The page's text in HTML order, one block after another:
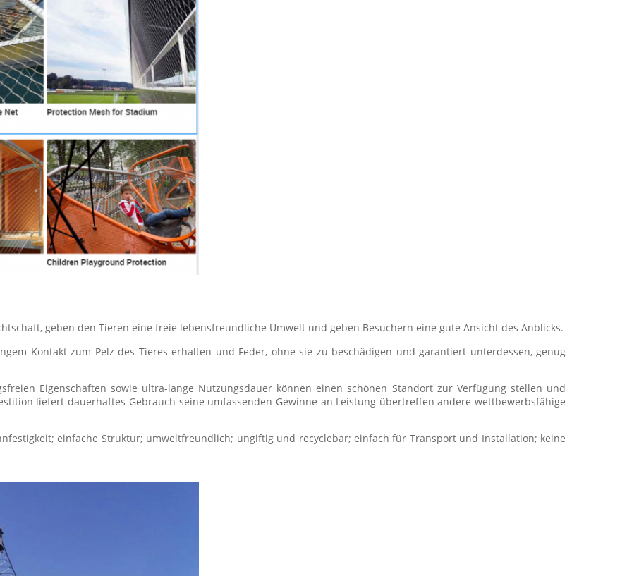
geben den Tieren eine freie lebensfreundliche Umwelt und geben Besuchern eine gute Ansicht des Anblicks.
Kontakt zum Pelz des Tieres erhalten und Feder, ohne sie zu beschädigen und garantiert unterdessen, genug
Eigenschaften sowie ultra-lange Nutzungsdauer können einen schönen Standort zur Verfügung stellen und
liefert dauerhaftes Gebrauch-seine umfassenden Gewinne an Leistung übertreffen andere wettbewerbsfähige
einfache Struktur; umweltfreundlich; ungiftig und recyclebar; einfach für Transport und Installation; keine